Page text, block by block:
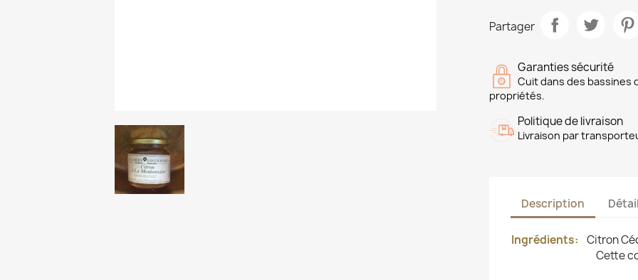
Partager
Garanties sécurité
Cuit dans des bassines
propriétés.
Politique de livraison
Livraison par
Description
Ingrédients:
Citron
Cette